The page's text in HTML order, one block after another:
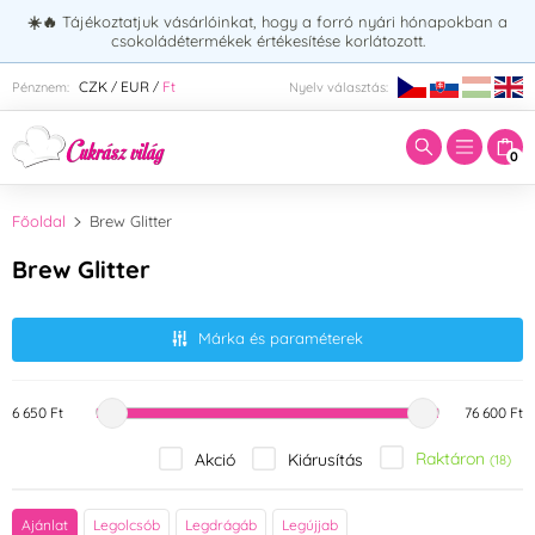
☀️🔥 Tájékoztatjuk vásárlóinkat, hogy a forró nyári hónapokban a
csokoládétermékek értékesítése korlátozott.
Pénznem: CZK / EUR / Ft Nyelv választás:
0
Adja meg a keresett kifejezést:
Főoldal Brew Glitter
Brew Glitter
Márka és paraméterek
Szín
6 650 Ft 76 600 Ft
Akció Kiárusítás Raktáron (18)
Ajánlat Legolcsób Legdrágáb Legújjab